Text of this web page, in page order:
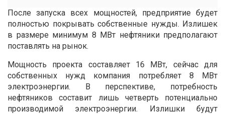
После запуска всех мощностей, предприятие будет
полностью покрывать собственные нужды. Излишек
в размере минимум 8 МВт нефтяники предполагают
поставлять на рынок.
Мощность проекта составляет 16 МВт, сейчас для
собственных нужд компания потребляет 8 МВт
электроэнергии. В перспективе, потребность
нефтяников составит лишь четверть потенциально
производимой электроэнергии. Излишки будут